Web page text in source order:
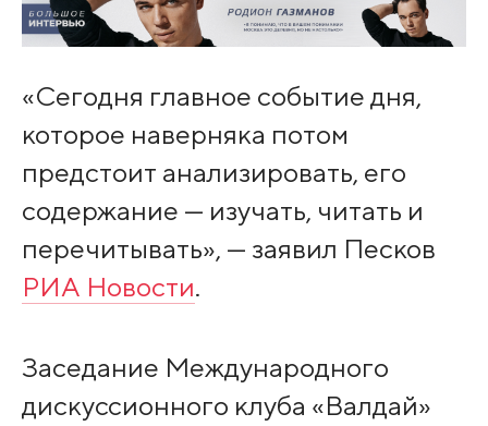
«Сегодня главное событие дня,
которое наверняка потом
предстоит анализировать, его
содержание — изучать, читать и
перечитывать», — заявил Песков
РИА Новости.
Заседание Международного
дискуссионного клуба «Валдай»